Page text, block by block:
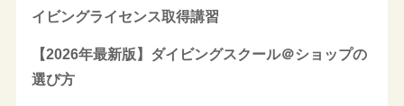
イビングライセンス取得講習
【2026年最新版】ダイビングスクール＠ショップの
選び方